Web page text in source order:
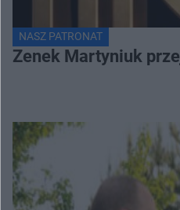
NASZ PATRONAT
Zenek Martyniuk